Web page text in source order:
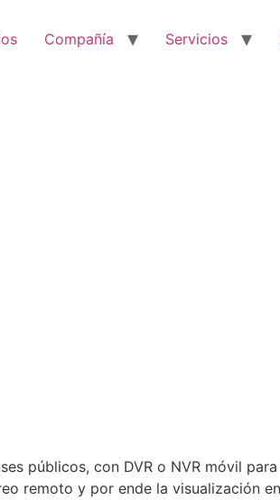
Compañía Servicios
públicos, con DVR o NVR móvil
remoto y por ende la visualización